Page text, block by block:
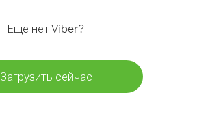
Ещё нет Viber?
Загрузить сейчас